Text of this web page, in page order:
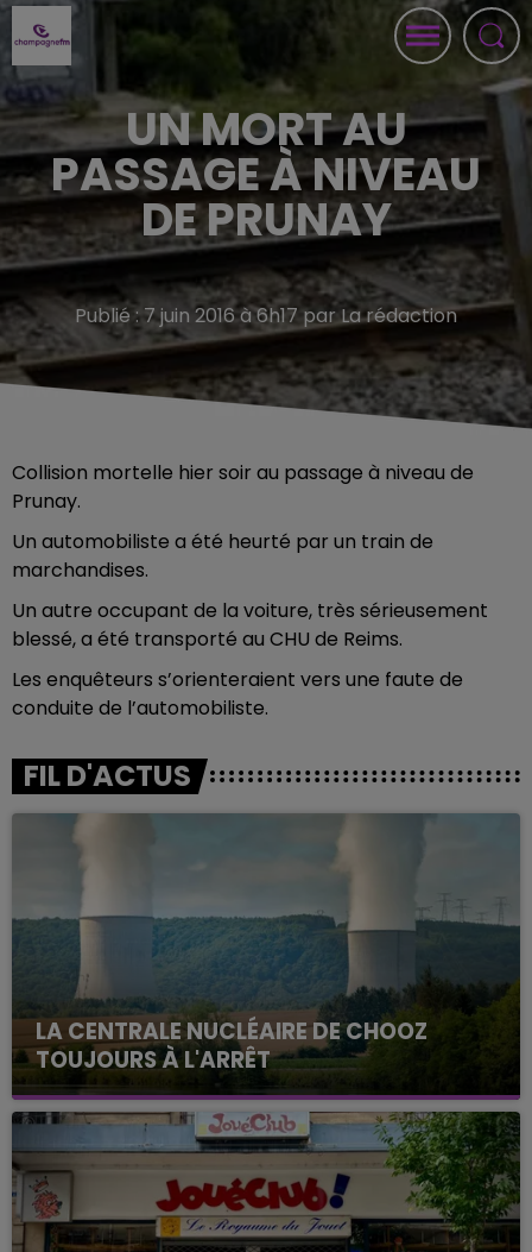
UN MORT AU
PASSAGE À NIVEAU
DE PRUNAY
Publié : 7 juin 2016 à 6h17 par La rédaction
Collision mortelle hier soir au passage à niveau de
Prunay.
Un automobiliste a été heurté par un train de
marchandises.
Un autre occupant de la voiture, très sérieusement
blessé, a été transporté au CHU de Reims.
Les enquêteurs s’orienteraient vers une faute de
conduite de l’automobiliste.
FIL D'ACTUS
LA CENTRALE NUCLÉAIRE DE CHOOZ
TOUJOURS À L'ARRÊT
Cela fait déjà une semaine que la centrale
nucléaire ardennaise est à l'arrêt. Une situation
justifiée par la sécheresse intense qui est toujours
présente.